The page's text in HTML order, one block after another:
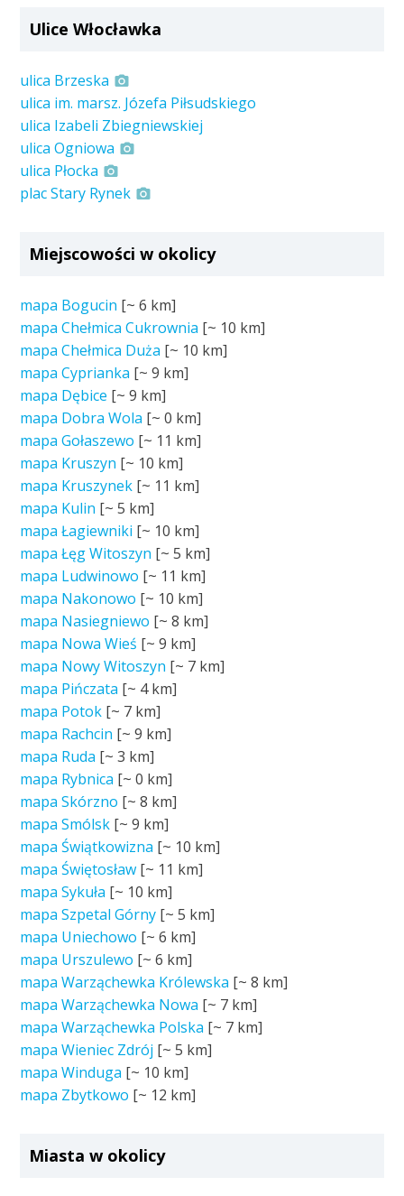
Ulice Włocławka
ulica Brzeska
ulica im. marsz. Józefa Piłsudskiego
ulica Izabeli Zbiegniewskiej
ulica Ogniowa
ulica Płocka
plac Stary Rynek
Miejscowości w okolicy
mapa Bogucin [~6 km]
mapa Chełmica Cukrownia [~ 10 km]
mapa Chełmica Duża [~ 10 km]
mapa Cyprianka [~9 km]
mapa Dębice [~9 km]
mapa Dobra Wola [~0 km]
mapa Gołaszewo [~ 11 km]
mapa Kruszyn [~ 10 km]
mapa Kruszynek [~ 11 km]
mapa Kulin [~5 km]
mapa Łagiewniki [~ 10 km]
mapa Łęg Witoszyn [~5 km]
mapa Ludwinowo [~ 11 km]
mapa Nakonowo [~ 10 km]
mapa Nasiegniewo [~8 km]
mapa Nowa Wieś [~9 km]
mapa Nowy Witoszyn [~ 7 km]
mapa Pińczata [~ 4 km]
mapa Potok [~ 7 km]
mapa Rachcin [~9 km]
mapa Ruda [~3 km]
mapa Rybnica [~0 km]
mapa Skórzno [~8 km]
mapa Smólsk [~9 km]
mapa Świątkowizna [~ 10 km]
mapa Świętosław [~ 11 km]
mapa Sykuła [~ 10 km]
mapa Szpetal Górny [~5 km]
mapa Uniechowo [~6 km]
mapa Urszulewo [~6 km]
mapa Warząchewka Królewska [~8 km]
mapa Warząchewka Nowa [~ 7 km]
mapa Warząchewka Polska [~ 7 km]
mapa Wieniec Zdrój [~5 km]
mapa Winduga [~ 10 km]
mapa Zbytkowo [~ 12 km]
Miasta w okolicy